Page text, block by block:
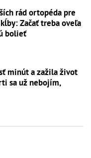
rád ortopéda pre
Začať treba oveľa
bolieť
minút a zažila život
sa už nebojím,